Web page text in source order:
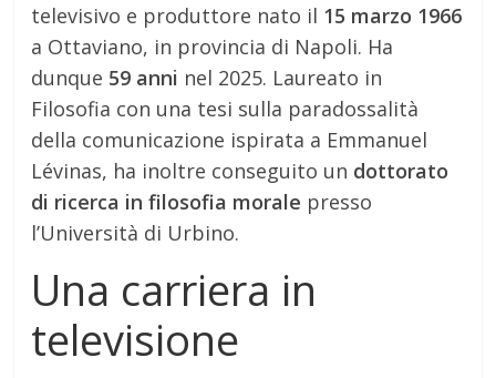
televisivo e produttore nato il 15 marzo 1966
a Ottaviano, in provincia di Napoli. Ha
dunque 59 anni nel 2025. Laureato in
Filosofia con una tesi sulla paradossalità
della comunicazione ispirata a Emmanuel
Lévinas, ha inoltre conseguito un dottorato
di ricerca in filosofia morale presso
l’Università di Urbino.
Una carriera in
televisione